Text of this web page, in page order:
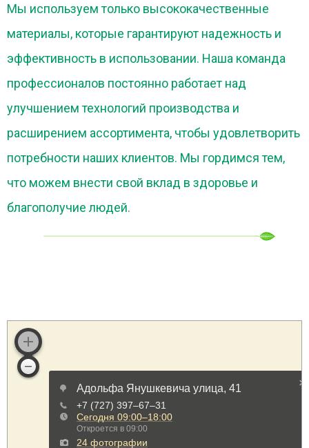
Мы используем только высококачественные
материалы, которые гарантируют надежность и
эффективность в использовании. Наша команда
профессионалов постоянно работает над
улучшением технологий производства и
расширением ассортимента, чтобы удовлетворить
потребности наших клиентов. Мы гордимся тем,
что можем внести свой вклад в здоровье и
благополучие людей.